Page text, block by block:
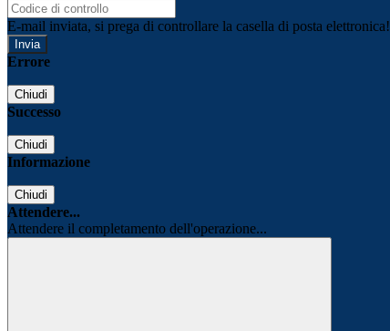
E-mail inviata, si prega di controllare la casella di posta elettronica!
Errore
Chiudi
Successo
Chiudi
Informazione
Chiudi
Attendere...
Attendere il completamento dell'operazione...